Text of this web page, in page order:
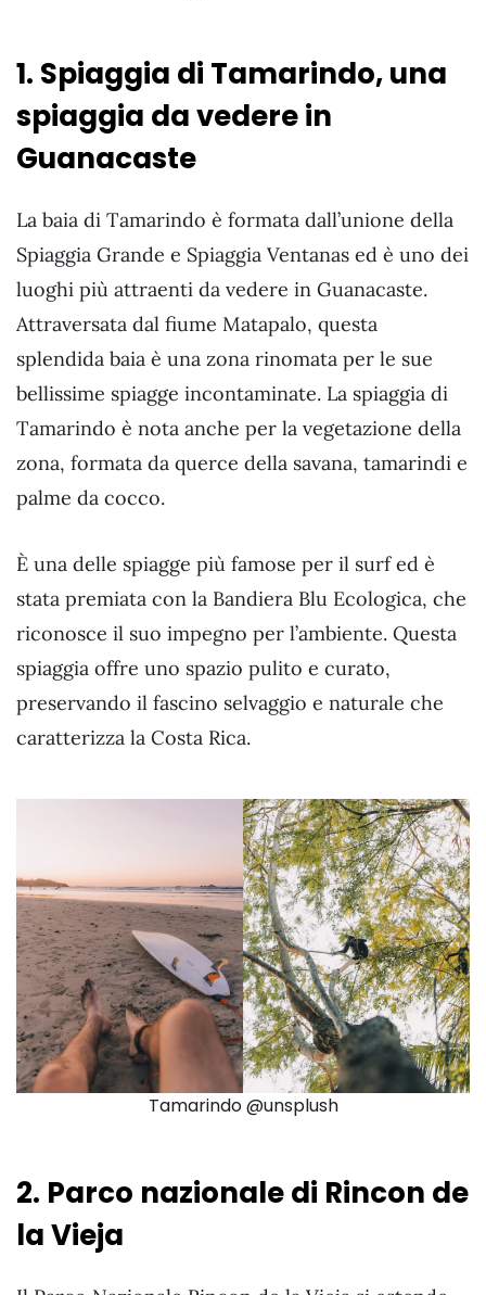
1. Spiaggia di Tamarindo, una
spiaggia da vedere in
Guanacaste
La baia di Tamarindo è formata dall’unione della
Spiaggia Grande e Spiaggia Ventanas ed è uno dei
luoghi più attraenti da vedere in Guanacaste.
Attraversata dal fiume Matapalo, questa
splendida baia è una zona rinomata per le sue
bellissime spiagge incontaminate. La spiaggia di
Tamarindo è nota anche per la vegetazione della
zona, formata da querce della savana, tamarindi e
palme da cocco.
È una delle spiagge più famose per il surf ed è
stata premiata con la Bandiera Blu Ecologica, che
riconosce il suo impegno per l’ambiente. Questa
spiaggia offre uno spazio pulito e curato,
preservando il fascino selvaggio e naturale che
caratterizza la Costa Rica.
Tamarindo @unsplush
2. Parco nazionale di Rincon de
la Vieja